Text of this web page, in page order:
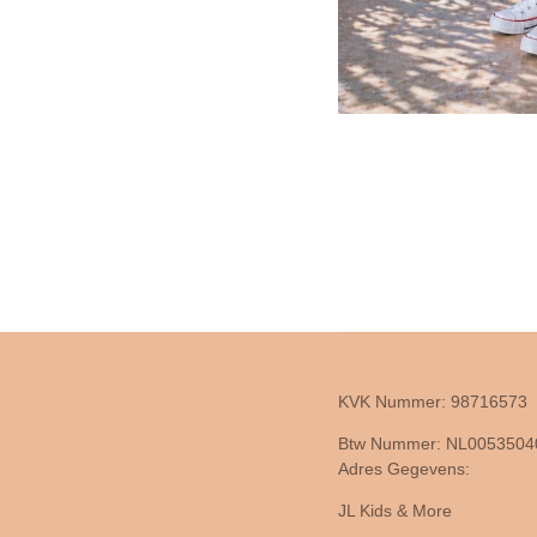
KVK Nummer: 98716573
Btw Nummer:
Adres Gegevens:
JL Kids & More